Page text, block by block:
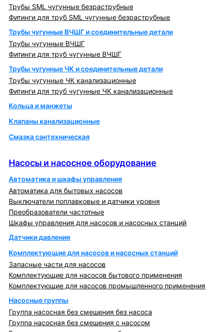
Трубы SML чугунные безраструбные
Фитинги для труб SML чугунные безраструбные
Трубы чугунные ВЧШГ и соединительные детали
Трубы чугунные ВЧШГ
Фитинги для труб чугунные ВЧШГ
Трубы чугунные ЧК и соединительные детали
Трубы чугунные ЧК канализационные
Фитинги для труб чугунные ЧК канализационные
Кольца и манжеты
Клапаны канализационные
Смазка сантехническая
Насосы и насосное оборудование
Автоматика и шкафы управления
Автоматика для бытовых насосов
Выключатели поплавковые и датчики уровня
Преобразователи частотные
Шкафы управления для насосов и насосных станций
Датчики давления
Комплектующие для насосов и насосных станций
Запасные части для насосов
Комплектующие для насосов бытового применения
Комплектующие для насосов промышленного применения
Насосные группы
Группа насосная без смешения без насоса
Группа насосная без смешения с насосом